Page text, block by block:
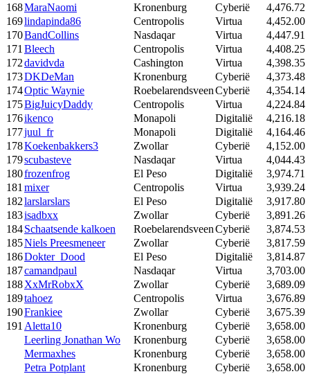
168MaraNaomi Kronenburg Cyberië
4,476.72
169lindapinda86 Centropolis Virtua
4,452.00
170BandCollins Nasdaqar Virtua
4,447.91
171 Bleech Centropolis Virtua
4,408.25
172davidvda Cashington Virtua
4,398.35
173DKDeMan Kronenburg Cyberië
4,373.48
174Optic Waynie RoebelarendsveenCyberië
4,354.14
175BigJuicyDaddy Centropolis Virtua
4,224.84
176ikenco Monapoli Digitalië
4,216.18
177juul_fr Monapoli Digitalië
4,164.46
178Koekenbakkers3 Zwollar Cyberië
4,152.00
179scubasteve Nasdaqar Virtua
4,044.43
180frozenfrog El Peso Digitalië
3,974.71
181 mixer Centropolis Virtua
3,939.24
182larslarslars El Peso Digitalië
3,917.80
183isadbxx Zwollar Cyberië
3,891.26
184Schaatsende kalkoen RoebelarendsveenCyberië
3,874.53
185Niels Preesmeneer Zwollar Cyberië
3,817.59
186Dokter_Dood El Peso Digitalië
3,814.87
187camandpaul Nasdaqar Virtua
3,703.00
188XxMrRobxX Zwollar Cyberië
3,689.09
189tahoez Centropolis Virtua
3,676.89
190Frankiee Zwollar Cyberië
3,675.39
191 Aletta10 Kronenburg Cyberië
3,658.00
Leerling Jonathan Wo
Kronenburg Cyberië
3,658.00
Mermaxhes
Kronenburg Cyberië
3,658.00
Petra Potplant
Kronenburg Cyberië
3,658.00